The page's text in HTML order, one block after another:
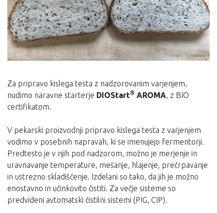
Za pripravo kislega testa z nadzorovanim varjenjem,
nudimo naravne starterje DIOStart® AROMA, z BIO
certifikatom.
V pekarski proizvodnji pripravo kislega testa z varjenjem
vodimo v posebnih napravah, ki se imenujejo fermentorji.
Predtesto je v njih pod nadzorom, možno je merjenje in
uravnavanje temperature, mešanje, hlajenje, prečrpavanje
in ustrezno skladiščenje. Izdelani so tako, da jih je možno
enostavno in učinkovito čistiti. Za večje sisteme so
predvideni avtomatski čistilni sistemi (PIG, CIP).